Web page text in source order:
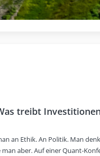
treibt
an Ethik. An Politik. Man
aber. Auf einer Quant-